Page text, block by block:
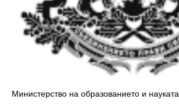
Министерство на образованието и науката